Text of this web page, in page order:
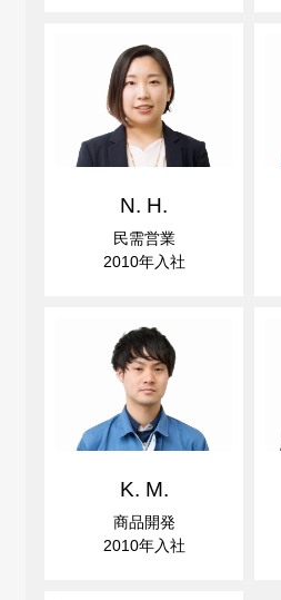
N. H.
民需営業
2010年入社
K. M.
商品開発
2010年入社